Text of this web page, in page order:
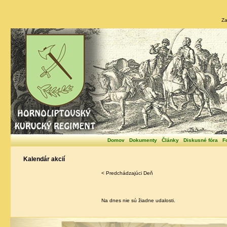
Domov Dokumenty Články Diskusné fóra
Kalendár akcií
< Predchádzajúci Deň
Na dnes nie sú žiadne udalosti.